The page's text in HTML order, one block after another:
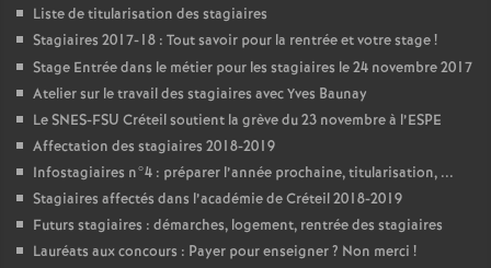
Liste de titularisation des stagiaires
Stagiaires 2017-18 : Tout savoir pour la rentrée et votre stage!
Stage Entrée dans le métier pour les stagiaires le 24 novembre 2017
Atelier sur le travail des stagiaires avec Yves Baunay
LeSNES-FSU Créteil soutient la grève du 23 novembre à l’ESPE
Affectation des stagiaires 2018-2019
Infostagiaires n°4 : préparer l’année prochaine, titularisation, ...
Stagiaires affectés dans l’académie de Créteil 2018-2019
Futurs stagiaires : démarches, logement, rentrée des stagiaires
Lauréats aux concours : Payer pour enseigner? Non merci !